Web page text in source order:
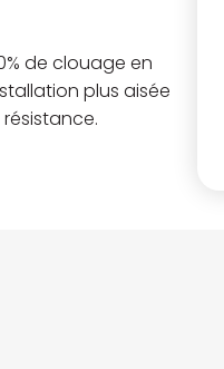
de clouage en
plus aisée